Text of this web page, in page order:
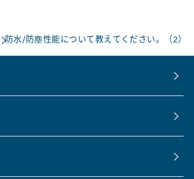
防水/防塵性能について教えてください。（2）